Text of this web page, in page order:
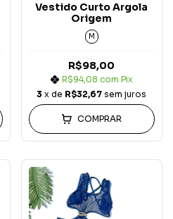
Vestido Curto Argola
Origem
M
R$98,00
R$94,08 com Pix
3 x de R$32,67 sem juros
COMPRAR